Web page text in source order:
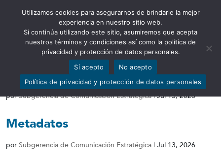
Abrir barra de herramientas
Conjunto de Datos
porSubgerencia de Comunicación Estratégica|Jul 13, 2026
Metadatos
por Subgerencia de Comunicación Estratégica | Jul 13, 2026
Utilizamos cookies para asegurarnos de brindarle la mejor
experiencia en nuestro sitio web.
Si continúa utilizando este sitio, asumiremos que acepta
nuestros términos y condiciones así como la política de
privacidad y protección de datos personales.
Sí acepto
No acepto
Política de privacidad y protección de datos personales